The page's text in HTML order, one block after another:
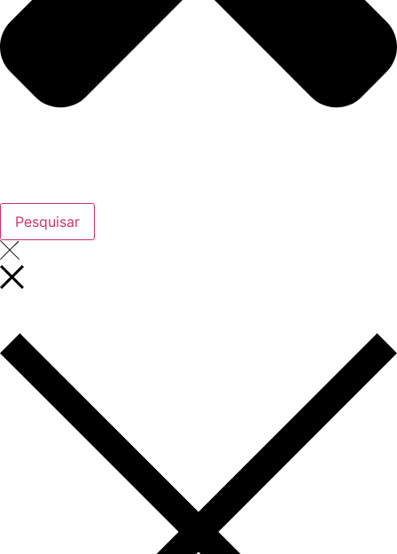
Pesquisar